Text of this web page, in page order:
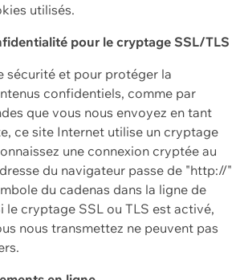
utilisés.
pour le cryptage SSL/TLS
sécurité et pour protéger la
confidentiels, comme par
que vous nous envoyez en tant
ce site Internet utilise un cryptage
une connexion cryptée au
du navigateur passe de "http://"
du cadenas dans la ligne de
le cryptage SSL ou TLS est activé,
nous transmettez ne peuvent pas